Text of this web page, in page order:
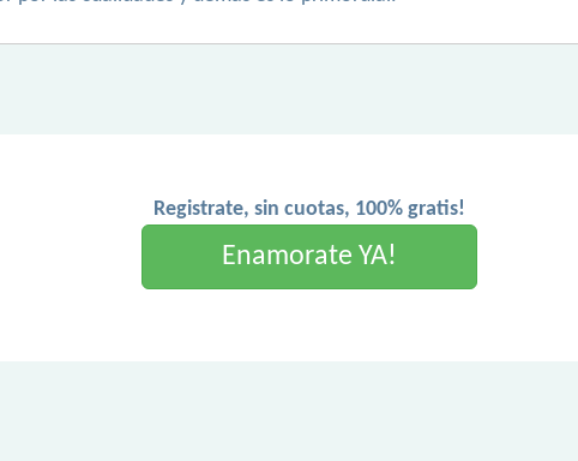
Registrate, sin cuotas, 100% gratis!
Enamorate YA!